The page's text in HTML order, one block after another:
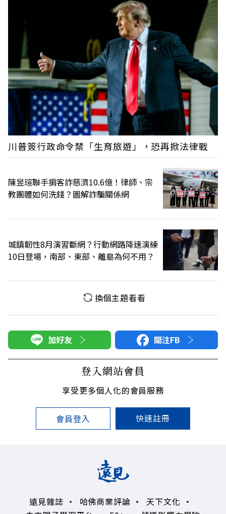
川普簽行政命令禁「生育旅遊」，恐再掀法律戰
陳昱瑄聯手掮客詐慈濟10.6億！律師、宗
教團體如何洗錢？圖解詐騙關係網
城鎮韌性8月演習斷網？行動網路降速演練
10日登場，南部、東部、離島為何不用？
換個主題看看
加好友 關注FB
登入網站會員
享受更多個人化的會員服務
會員登入 快速註冊
遠見雜誌 哈佛商業評論
天下文化